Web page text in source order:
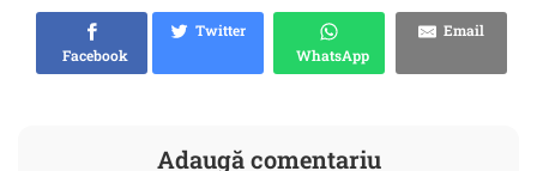
Facebook
Twitter
WhatsApp
Email
Adaugă comentariu